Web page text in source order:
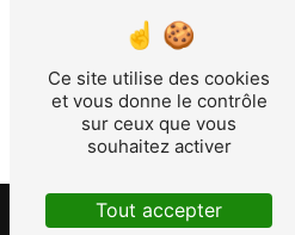
secretariat@comptoircharollais.fr.
vous être demandé. Nous
période de prise de contact puis
légale aux fins probatoires et de
le droit de vous inscrire sur la liste
téléphonique, disponible à cette
le site cnil.fr pour plus d’informations
Ce site utilise des cookies
et vous donne le contrôle
sur ceux que vous
souhaitez activer
Tout accepter